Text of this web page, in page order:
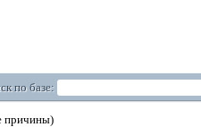
по базе:
причины)